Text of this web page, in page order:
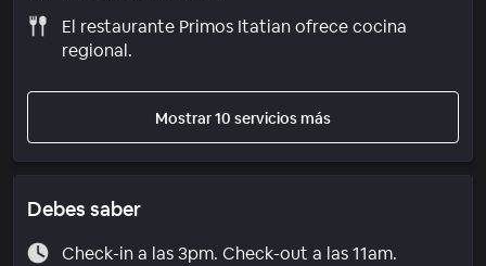
El restaurante Primos Itatian ofrece cocina
regional.
Mostrar 10 servicios más
Debes saber
Check-in a las 3pm. Check-out a las 11am.